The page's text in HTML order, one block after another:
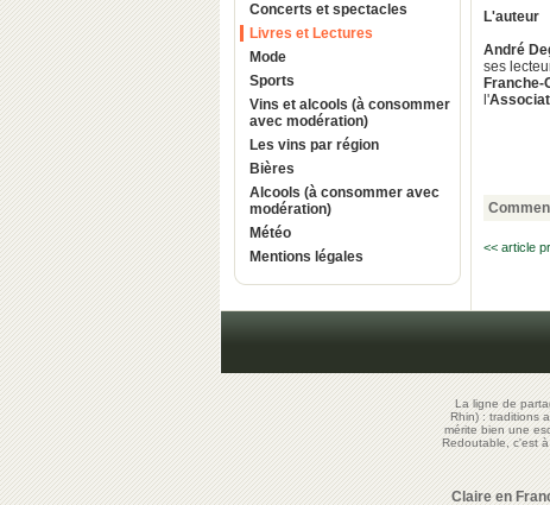
Concerts et spectacles
Livres et Lectures
Mode
Sports
Vins et alcools (à consommer
avec modération)
Les vins par région
Bières
Alcools (à consommer avec
modération)
Météo
Mentions légales
L'auteur
André
ses
Franche-
l'
<< article
La ligne de
Rhin) : traditions
mérite bien une
Redoutable, c'est
Claire en